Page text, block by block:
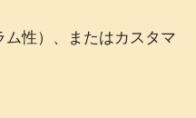
ム性）、またはカスタマ